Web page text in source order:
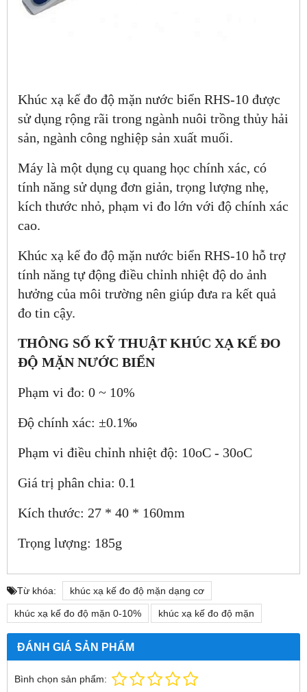
Khúc xạ kế đo độ mặn nước biển RHS-10 được
sử dụng rộng rãi trong ngành nuôi trồng thủy hải
sản, ngành công nghiệp sản xuất muối.
Máy là một dụng cụ quang học chính xác, có
tính năng sử dụng đơn giản, trọng lượng nhẹ,
kích thước nhỏ, phạm vi đo lớn với độ chính xác
cao.
Khúc xạ kế đo độ mặn nước biển RHS-10 hỗ trợ
tính năng tự động điều chỉnh nhiệt độ do ảnh
hưởng của môi trường nên giúp đưa ra kết quả
đo tin cậy.
THÔNG SỐ KỸ THUẬT KHÚC XẠ KẾ ĐO
ĐỘ MẶN NƯỚC BIỂN
Phạm vi đo: 0 ~ 10%
Độ chính xác: ±0.1‰
Phạm vi điều chỉnh nhiệt độ: 10oC - 30oC
Giá trị phân chia: 0.1
Kích thước: 27 * 40 * 160mm
Trọng lượng: 185g
Từ khóa: khúc xạ kế đo độ mặn dạng cơ
khúc xạ kế đo độ mặn 0-10% khúc xạ kế đo độ mặn
ĐÁNH GIÁ SẢN PHẨM
Bình chọn sản phẩm: